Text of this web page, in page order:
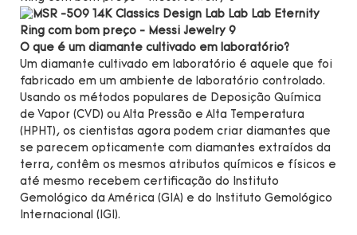
O que é um diamante cultivado em laboratório?
Um diamante cultivado em laboratório é aquele que foi
fabricado em um ambiente de laboratório controlado.
Usando os métodos populares de Deposição Química
de Vapor (CVD) ou Alta Pressão e Alta Temperatura
(HPHT), os cientistas agora podem criar diamantes que
se parecem opticamente com diamantes extraídos da
terra, contêm os mesmos atributos químicos e físicos e
até mesmo recebem certificação do Instituto
Gemológico da América (GIA) e do Instituto Gemológico
Internacional (IGI).